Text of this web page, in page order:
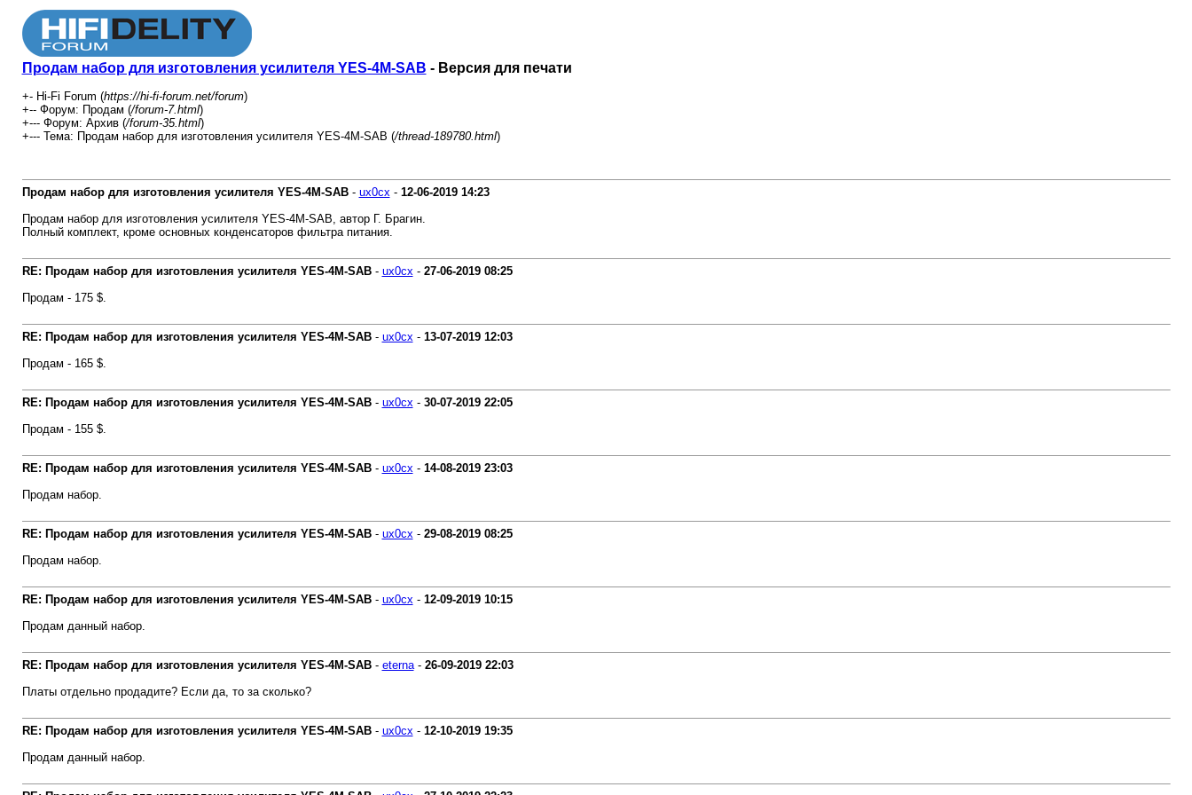
Продам набор для изготовления усилителя YES-4M-SAB - Версия для печати
+- Hi-Fi Forum (https://hi-fi-forum.net/forum)
+-- Форум: Продам (/forum-7.html)
+--- Форум: Архив (/forum-35.html)
+--- Тема: Продам набор для изготовления усилителя YES-4M-SAB (/thread-189780.html)
Продам набор для изготовления усилителя YES-4M-SAB- ux0cx- 12-06-2019 14:23
Продам набор для изготовления усилителя YES-4M-SAB, автор Г. Брагин.
Полный комплект, кроме основных конденсаторов фильтра питания.
RE: Продам набор для изготовления усилителя YES-4M-SAB- ux0cx- 27-06-2019 08:25
Продам - 175 $.
RE: Продам набор для изготовления усилителя YES-4M-SAB- ux0cx- 13-07-2019 12:03
Продам - 165 $.
RE: Продам набор для изготовления усилителя YES-4M-SAB- ux0cx- 30-07-2019 22:05
Продам - 155 $.
RE: Продам набор для изготовления усилителя YES-4M-SAB- ux0cx- 14-08-2019 23:03
Продам набор.
RE: Продам набор для изготовления усилителя YES-4M-SAB- ux0cx- 29-08-2019 08:25
Продам набор.
RE: Продам набор для изготовления усилителя YES-4M-SAB- ux0cx- 12-09-2019 10:15
Продам данный набор.
RE: Продам набор для изготовления усилителя YES-4M-SAB- eterna- 26-09-2019 22:03
Платы отдельно продадите? Если да, то за сколько?
RE: Продам набор для изготовления усилителя YES-4M-SAB- ux0cx- 12-10-2019 19:35
Продам данный набор.